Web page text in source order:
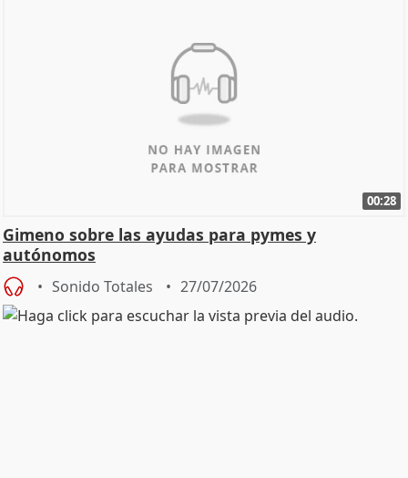
00:28
Gimeno sobre las ayudas para pymes y
autónomos
Sonido Totales 27/07/2026